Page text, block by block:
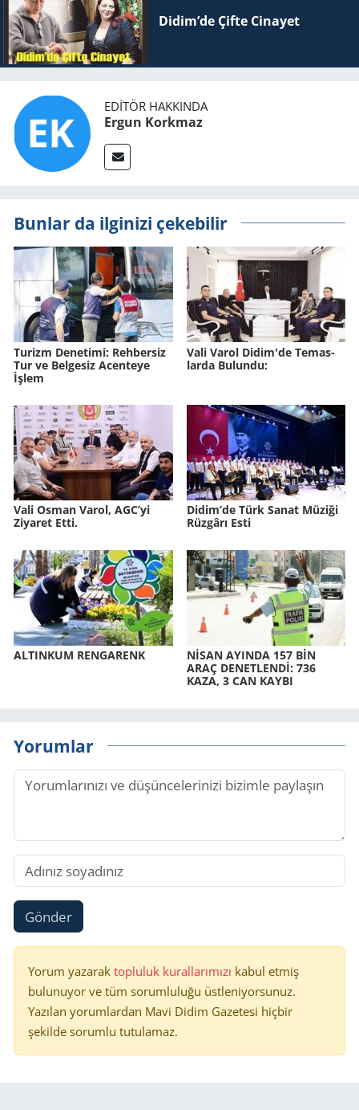
Didim’de Çifte Ci­na­yet
EDITÖR HAKKINDA
Ergun Korkmaz
Bunlar da ilginizi çekebilir
Tu­rizm De­ne­ti­mi: Reh­ber­siz
Tur ve Bel­ge­siz Acen­te­ye
İşlem
Vali Varol Didim'de Te­mas­
lar­da Bu­lun­du:
Vali Osman Varol, AGC’yi
Ziyaret Etti.
Didim’de Türk Sanat Mü­zi­ği
Rüz­gâ­rı Esti
AL­TIN­KUM REN­GA­RENK
NİSAN AYIN­DA 157 BİN
ARAÇ DE­NET­LENDİ: 736
KAZA, 3 CAN KAYBI
Yorumlar
Gönder
Yorum yazarak topluluk kurallarımızı kabul etmiş
bulunuyor ve tüm sorumluluğu üstleniyorsunuz.
Yazılan yorumlardan Mavi Didim Gazetesi hiçbir
şekilde sorumlu tutulamaz.